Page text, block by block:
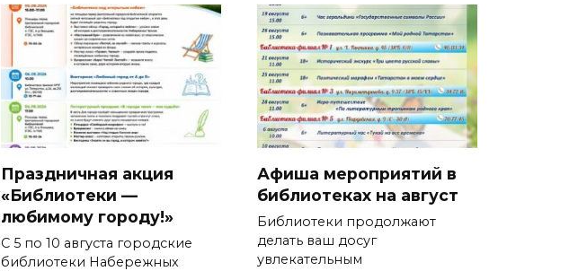
Праздничная акция
«Библиотеки —
любимому городу!»
С 5 по 10 августа городские
библиотеки Набережных
Афиша мероприятий в
библиотеках на август
Библиотеки продолжают
делать ваш досуг
увлекательным